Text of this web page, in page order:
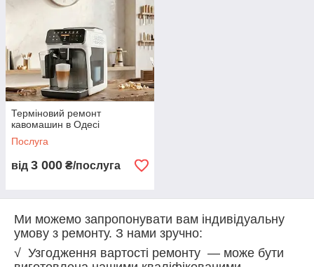
Терміновий ремонт
кавомашин в Одесі
Послуга
від 3 000 ₴/послуга
Ми можемо запропонувати вам індивідуальну
умову з ремонту. З нами зручно:
√ Узгодження вартості ремонту — може бути